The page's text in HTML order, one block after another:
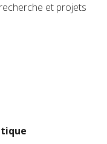
et projets